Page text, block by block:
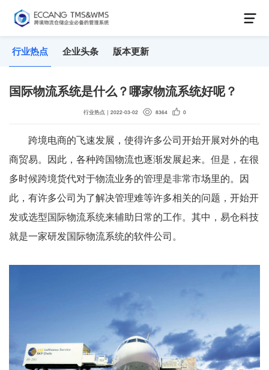
行业热点 企业头条 版本更新
国际物流系统是什么？哪家物流系统好呢？
行业热点 ｜ 2022-03-02 8364 0
跨境电商的飞速发展，使得许多公司开始开展对外的电
商贸易。因此，各种跨国物流也逐渐发展起来。但是，在很
多时候跨境货代对于物流业务的管理是非常市场里的。因
此，有许多公司为了解决管理难等许多相关的问题，开始开
发或选型国际物流系统来辅助日常的工作。其中，易仓科技
就是一家研发国际物流系统的软件公司。